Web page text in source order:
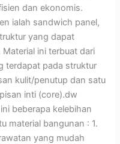
dan ekonomis.
ialah sandwich panel,
yang dapat
ini terbuat dari
terdapat pada struktur
kulit/penutup dan satu
inti (core).dw
beberapa kelebihan
material bangunan : 1.
yang mudah